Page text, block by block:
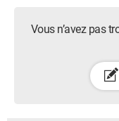
Vous n’avez pas